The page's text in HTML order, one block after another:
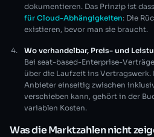
dokumentieren. Das Prinzip ist
für Cloud-Abhängigkeiten: Die
existieren, bevor man sie braucht.
Wo verhandelbar, Preis- und
Bei seat-based-Enterprise-
über die Laufzeit ins Vertragswerk.
Anbieter einseitig zwischen
verschieben kann, gehört in der
variablen Kosten.
Was die Marktzahlen nicht